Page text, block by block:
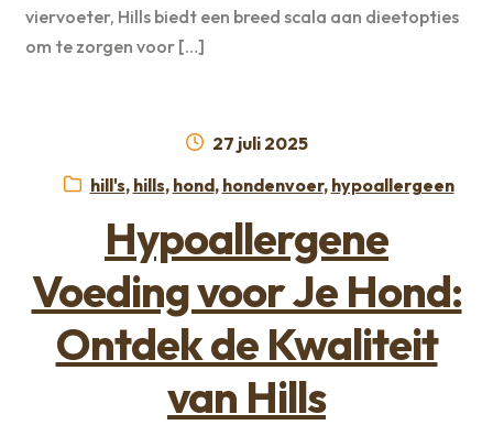
viervoeter, Hills biedt een breed scala aan dieetopties
om te zorgen voor […]
Geplaatst
27 juli 2025
Categorieën:
hill's, hills, hond, hondenvoer, hypoallergeen
Hypoallergene
Voeding voor Je Hond:
Ontdek de Kwaliteit
van Hills